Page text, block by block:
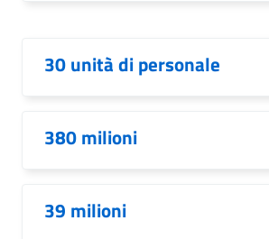
30 unità di personale
380 milioni
39 milioni